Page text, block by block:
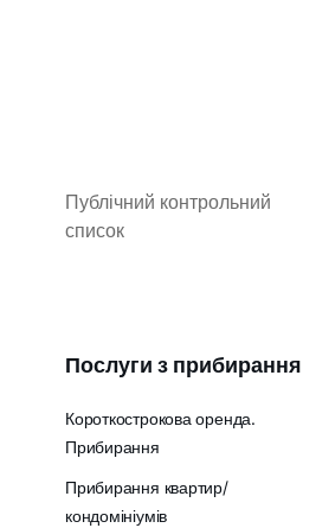
Публічний контрольний
список
Послуги з прибирання
Короткострокова оренда.
Прибирання
Прибирання квартир/
кондомініумів